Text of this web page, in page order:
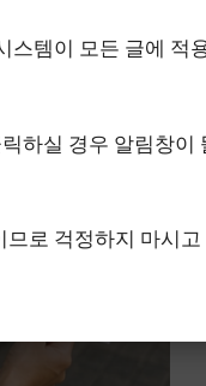
스템이 모든 글에 적
하실 경우 알림창이
로 걱정하지 마시